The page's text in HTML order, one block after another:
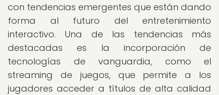
con tendencias emergentes que están dando
forma al futuro del entretenimiento
interactivo. Una de las tendencias más
destacadas es la incorporación de
tecnologías de vanguardia, como el
streaming de juegos, que permite a los
jugadores acceder a títulos de alta calidad